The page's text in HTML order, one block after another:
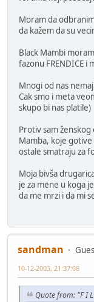
Moram da
da kažem da su
Black Mambi
fazonu FRENDICE i
Mnogi od nas
Cak smo i meta
skupo bi nas platile)
Protiv sam
Mamba, koje
ostale smatraju za
Moja bivša
je za mene u koga
da me mrzi i da mi
sandman
10-12-2003, 21:37:08
Quote from: "F I